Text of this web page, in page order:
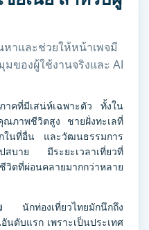
าและช่วยให้หน้าเพจมี
ของผู้ใช้งานจริงและ AI
าคที่มีเสน่ห์เฉพาะตัว ทั้งใน
สูง ชายฝั่งทะเลที่
ในที่อื่น และวัฒนธรรมการ
เวลาเที่ยวที่
ตที่ผ่อนคลายมากกว่าหลาย
นักท่องเที่ยวไทยมักนึกถึง
อันดับแรก เพราะเป็นประเทศ